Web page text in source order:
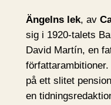
Ängelns lek, av
sig i 1920-talets
David Martín, en
på ett slitet
en